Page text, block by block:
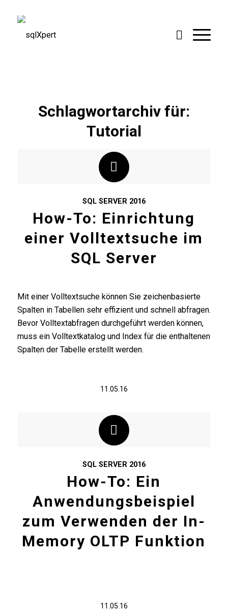
Schlagwortarchiv für:
Tutorial
SQL SERVER 2016
How-To: Einrichtung
einer Volltextsuche im
SQL Server
Mit einer Volltextsuche können Sie zeichenbasierte
Spalten in Tabellen sehr effizient und schnell abfragen.
Bevor Volltextabfragen durchgeführt werden können,
muss ein Volltextkatalog und Index für die enthaltenen
Spalten der Tabelle erstellt werden.
11.05.16
SQL SERVER 2016
How-To: Ein
Anwendungsbeispiel
zum Verwenden der In-
Memory OLTP Funktion
11.05.16